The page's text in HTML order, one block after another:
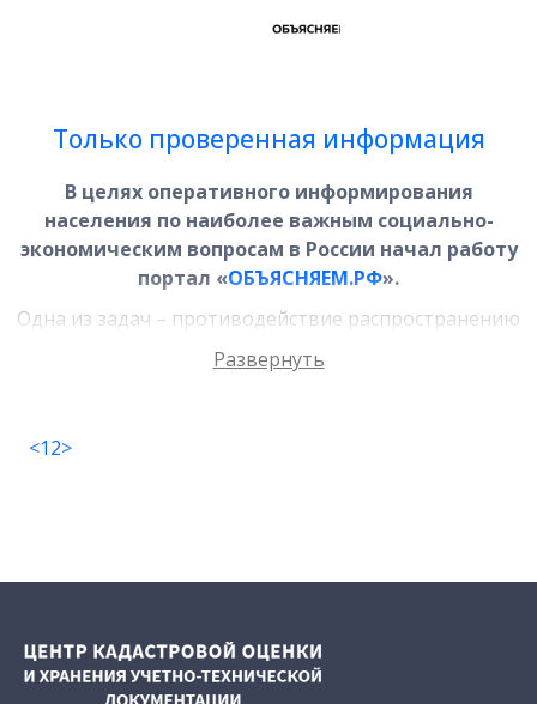
Только проверенная информация
В целях оперативного информирования
населения по наиболее важным социально-
экономическим вопросам в России начал работу
портал «ОБЪЯСНЯЕМ.РФ».
Одна из задач – противодействие распространению
недостоверных данных и опровержение ложной
информации. Через платформу, а также ее
интересующие вопросы и получить исчерпывающие
<12>